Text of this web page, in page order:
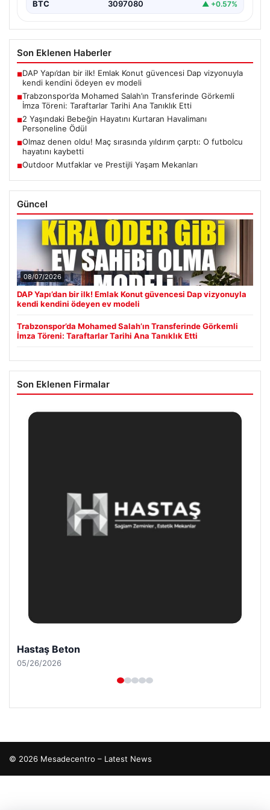
BTC 3097080 ▲ +0.57%
Son Eklenen Haberler
■DAP Yapı’dan bir ilk! Emlak Konut güvencesi Dap vizyonuyla
kendi kendini ödeyen ev modeli
■Trabzonspor’da Mohamed Salah’ın Transferinde Görkemli
İmza Töreni: Taraftarlar Tarihi Ana Tanıklık Etti
■2 Yaşındaki Bebeğin Hayatını Kurtaran Havalimanı
Personeline Ödül
■Olmaz denen oldu! Maç sırasında yıldırım çarptı: O futbolcu
hayatını kaybetti
■Outdoor Mutfaklar ve Prestijli Yaşam Mekanları
Güncel
08/07/2026
DAP Yapı’dan bir ilk! Emlak Konut güvencesi Dap vizyonuyla
kendi kendini ödeyen ev modeli
Trabzonspor’da Mohamed Salah’ın Transferinde Görkemli
İmza Töreni: Taraftarlar Tarihi Ana Tanıklık Etti
Son Eklenen Firmalar
Hastaş Beton
05/26/2026
© 2026 Mesadecentro – Latest News